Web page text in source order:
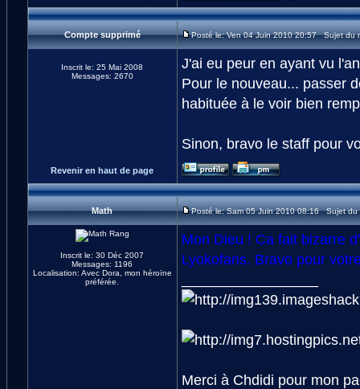
Compte supprimé Posté le: Ven 04 Juin 2010 20:57 Sujet du
Inscrit le: 25 Mai 2008
Messages: 2670
J'ai eu peur en ayant vu
Pour le nouveau... passer
habituée à le voir bien
Sinon, bravo le staff pour
Revenir en haut de page
Math Posté le: Sam 05 Juin 2010 08:16 Sujet du
Inscrit le: 30 Déc 2007
Messages: 1196
Localisation: Avec Dora, mon héroïne
préférée.
Mon Dieu ! Ca fait bizarre
Lyokofans. Bravo pour
Merci à Chdidi pour mon